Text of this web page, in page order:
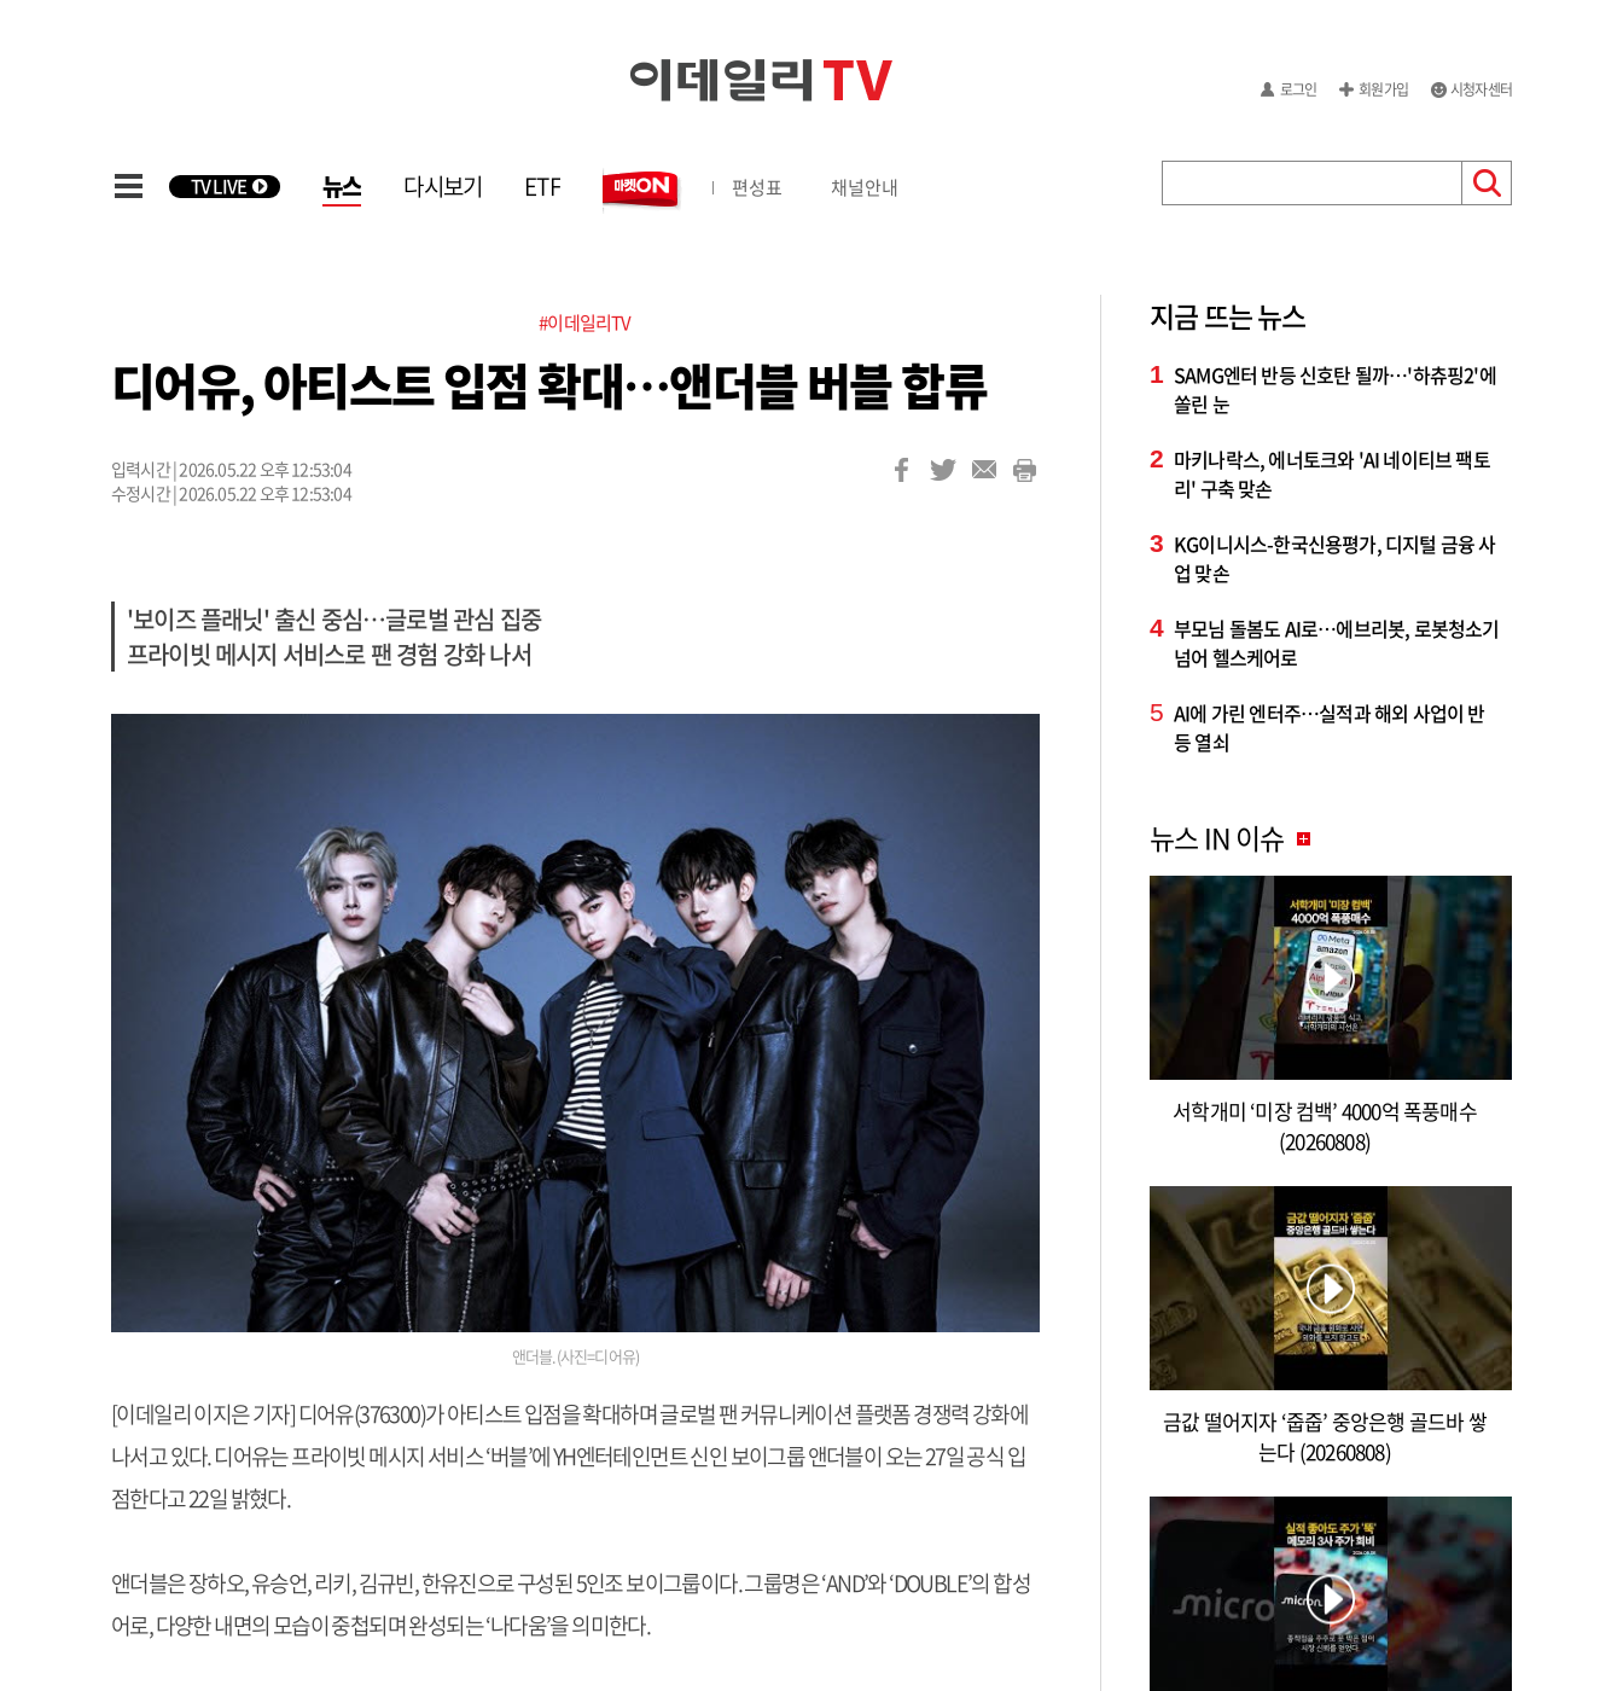
로그인 회원가입 시청자센터
TV LIVE 뉴스 다시보기 ETF 편성표 채널안내
#이데일리TV
디어유, 아티스트 입점 확대…앤더블 버블 합류
입력시간 | 2026.05.22 오후 12:53:04
수정시간 | 2026.05.22 오후 12:53:04
'보이즈 플래닛' 출신 중심…글로벌 관심 집중
프라이빗 메시지 서비스로 팬 경험 강화 나서
앤더블.(사진=디어유)
[이데일리 이지은 기자] 디어유(376300)가 아티스트 입점을 확대하며 글로벌 팬 커뮤니케이션 플랫폼 경쟁력 강화에
나서고 있다. 디어유는 프라이빗 메시지 서비스 ‘버블’에 YH엔터테인먼트 신인 보이그룹 앤더블이 오는 27일 공식 입
점한다고 22일 밝혔다.
앤더블은 장하오, 유승언, 리키, 김규빈, 한유진으로 구성된 5인조 보이그룹이다. 그룹명은 ‘AND’와 ‘DOUBLE’의 합성
어로, 다양한 내면의 모습이 중첩되며 완성되는 ‘나다움’을 의미한다.
지금 뜨는 뉴스
1 SAMG엔터 반등 신호탄 될까…'하츄핑2'에
쏠린 눈
2 마키나락스, 에너토크와 'AI 네이티브 팩토
리' 구축 맞손
3 KG이니시스-한국신용평가, 디지털 금융 사
업 맞손
4 부모님 돌봄도 AI로…에브리봇, 로봇청소기
넘어 헬스케어로
5 AI에 가린 엔터주…실적과 해외 사업이 반
등 열쇠
뉴스 IN 이슈
서학개미 ‘미장 컴백’ 4000억 폭풍매수
(20260808)
금값 떨어지자 ‘줍줍’ 중앙은행 골드바 쌓
는다 (20260808)